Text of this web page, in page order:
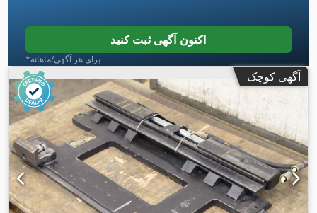
اکنون آگهی ثبت کنید
*برای هر آگهی/ماهانه
آگهی کوچک